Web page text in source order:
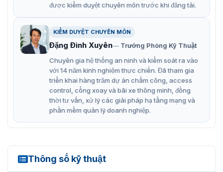
Một vài tính năng tiêu biểu được nhà sản xuất Safeway
trang bị vào model AT2910K này. Mang đến một sản
phẩm kiểm soát an ninh chất lượng
Danh sách thông tin xe được kiểm tra, truy vấn dữ
liệu, quản lý người dùng, đường cong thời gian thực,
phát lại, v.v.
Quét di động: Thiết kế di động để di chuyển hệ thống
quét trên đường sắt mà không cần tài xế điều khiển
phương tiện.
Hình ảnh năng lượng kép: có thể thực hiện nhận
được kiểm duyệt chuyên môn trước khi đăng tải.
KIỂM DUYỆT CHUYÊN MÔN
Đặng Đình Xuyên
Trưởng Phòng Kỹ Thuật
Chuyên gia hệ thống an ninh và kiểm soát ra vào
với 14 năm kinh nghiệm thực chiến. Đã tham gia
triển khai hàng trăm dự án chấm công, access
control, cổng xoay và bãi xe thông minh, đồng
thời tư vấn, xử lý các giải pháp hạ tầng mạng và
phần mềm quản lý doanh nghiệp.
Thông số kỹ thuật
AT2910K